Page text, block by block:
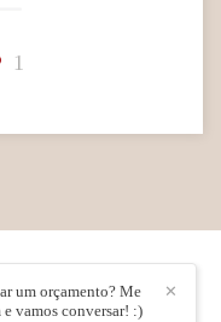
1
✕
um orçamento? Me
e vamos conversar! :)